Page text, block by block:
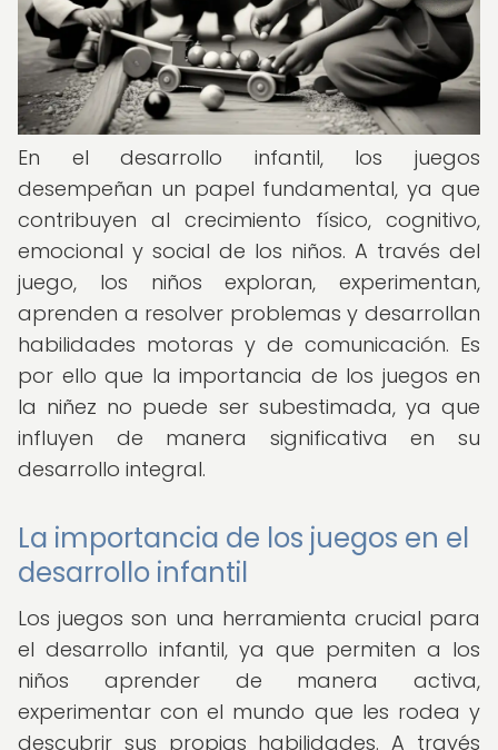
En el desarrollo infantil, los juegos
desempeñan un papel fundamental, ya que
contribuyen al crecimiento físico, cognitivo,
emocional y social de los niños. A través del
juego, los niños exploran, experimentan,
aprenden a resolver problemas y desarrollan
habilidades motoras y de comunicación. Es
por ello que la importancia de los juegos en
la niñez no puede ser subestimada, ya que
influyen de manera significativa en su
desarrollo integral.
La importancia de los juegos en el
desarrollo infantil
Los juegos son una herramienta crucial para
el desarrollo infantil, ya que permiten a los
niños aprender de manera activa,
experimentar con el mundo que les rodea y
descubrir sus propias habilidades. A través